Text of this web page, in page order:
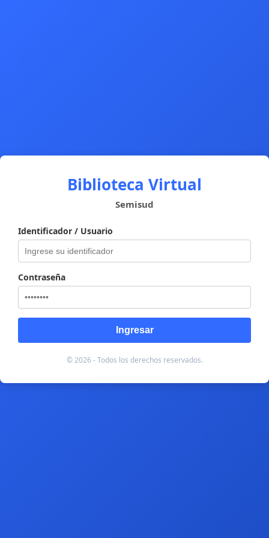
Biblioteca Virtual
Semisud
Identificador / Usuario
Contraseña
Ingresar
© 2026 - Todos los derechos reservados.